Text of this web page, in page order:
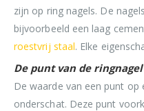
zijn op ring nagels. De
bijvoorbeeld een laag
roestvrij staal. Elke
De punt van de ringnagel
De waarde van een punt
onderschat. Deze punt